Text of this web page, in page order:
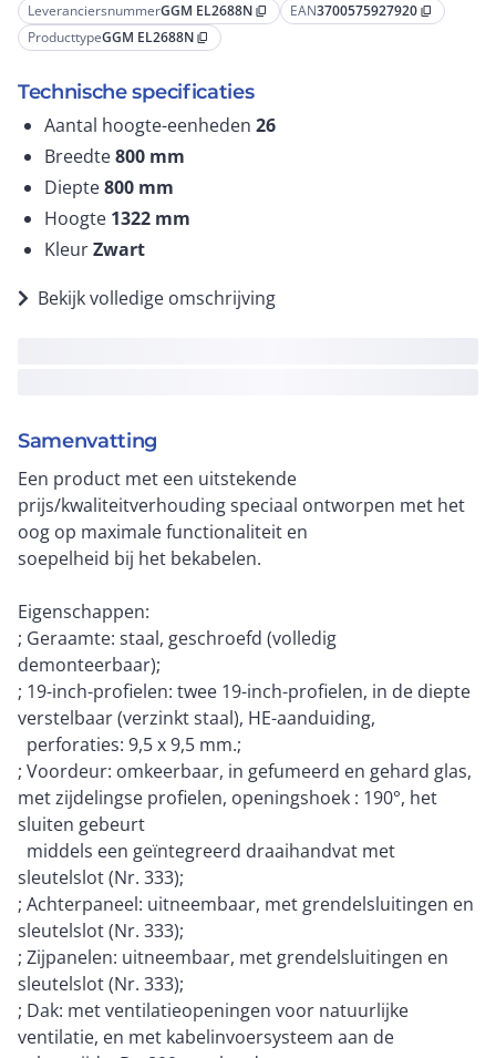
LeveranciersnummerGGM EL2688N content_copy EAN3700575927920 content_copy
ProducttypeGGM EL2688N content_copy
Technische specificaties
Aantal hoogte-eenheden 26
Breedte800 mm
Diepte800 mm
Hoogte 1322 mm
KleurZwart
Bekijk volledige omschrijving
Samenvatting
Een product met een uitstekende
prijs/kwaliteitverhouding speciaal ontworpen met het
oog op maximale functionaliteit en
soepelheid bij het bekabelen.
Eigenschappen:
; Geraamte: staal, geschroefd (volledig
demonteerbaar);
; 19-inch-profielen: twee 19-inch-profielen, in de diepte
verstelbaar (verzinkt staal), HE-aanduiding,
perforaties: 9,5 x 9,5 mm.;
; Voordeur: omkeerbaar, in gefumeerd en gehard glas,
met zijdelingse profielen, openingshoek : 190°, het
sluiten gebeurt
middels een geïntegreerd draaihandvat met
sleutelslot (Nr. 333);
; Achterpaneel: uitneembaar, met grendelsluitingen en
sleutelslot (Nr. 333);
; Zijpanelen: uitneembaar, met grendelsluitingen en
sleutelslot (Nr. 333);
; Dak: met ventilatieopeningen voor natuurlijke
ventilatie, en met kabelinvoersysteem aan de